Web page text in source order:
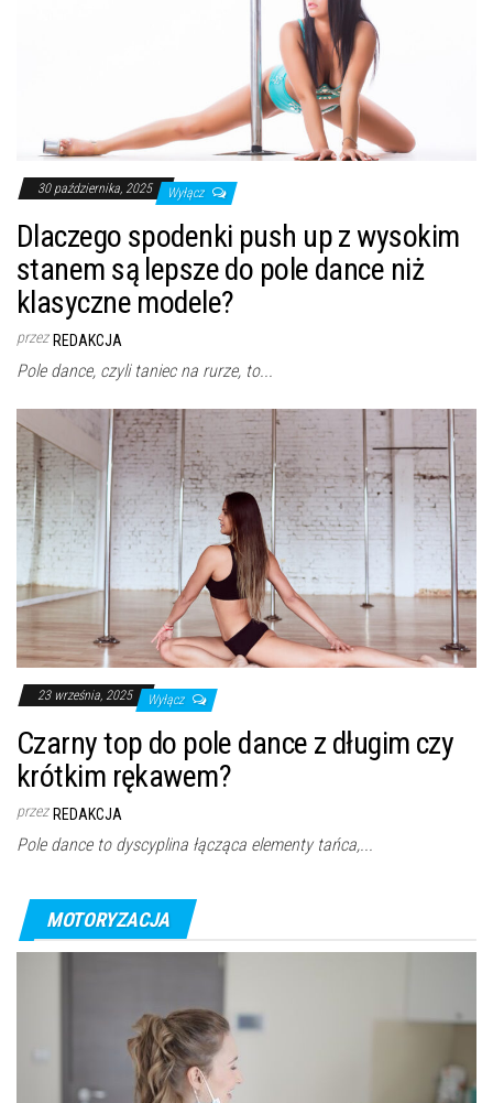
30 października, 2025 Wyłącz
Dlaczego spodenki push up z wysokim
stanem są lepsze do pole dance niż
klasyczne modele?
przez REDAKCJA
Pole dance, czyli taniec na rurze, to...
23 września, 2025 Wyłącz
Czarny top do pole dance z długim czy
krótkim rękawem?
przez REDAKCJA
Pole dance to dyscyplina łącząca elementy tańca,...
MOTORYZACJA